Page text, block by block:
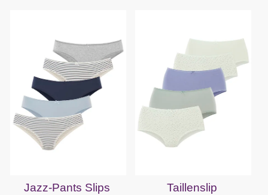
Jazz-Pants Slips Taillenslip